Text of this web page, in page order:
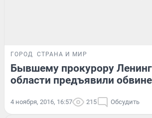
ГОРОД СТРАНА И МИР
Бывшему прокурору
области предъявили
4 ноября, 2016, 16:57 215 Обсудить